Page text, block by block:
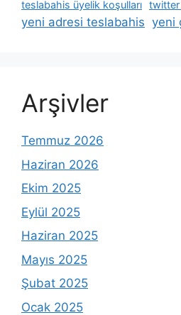
teslabahis üyelik koşulları twitter
yeni adresi teslabahis yeni
Arşivler
Temmuz 2026
Haziran 2026
Ekim 2025
Eylül 2025
Haziran 2025
Mayıs 2025
Şubat 2025
Ocak 2025